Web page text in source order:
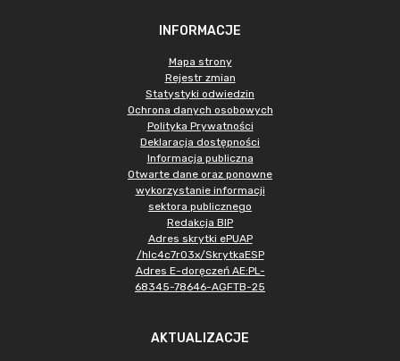
INFORMACJE
Mapa strony
Rejestr zmian
Statystyki odwiedzin
Ochrona danych osobowych
Polityka Prywatności
Deklaracja dostępności
Informacja publiczna
Otwarte dane oraz ponowne
wykorzystanie informacji
sektora publicznego
Redakcja BIP
Adres skrytki ePUAP
/hlc4c7r03x/SkrytkaESP
Adres E-doręczeń AE:PL-
68345-78646-AGFTB-25
AKTUALIZACJE